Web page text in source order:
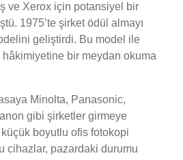
ve Xerox için potansiyel bir
1975’te şirket ödül almayı
geliştirdi. Bu model ile
hâkimiyetine bir meydan okuma
Minolta, Panasonic,
gibi şirketler girmeye
boyutlu ofis fotokopi
cihazlar, pazardaki durumu